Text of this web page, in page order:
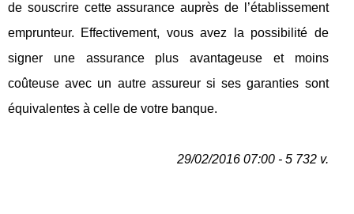
de souscrire cette assurance auprès de l’établissement
emprunteur. Effectivement, vous avez la possibilité de
signer une assurance plus avantageuse et moins
coûteuse avec un autre assureur si ses garanties sont
équivalentes à celle de votre banque.
29/02/2016 07:00 - 5 732 v.